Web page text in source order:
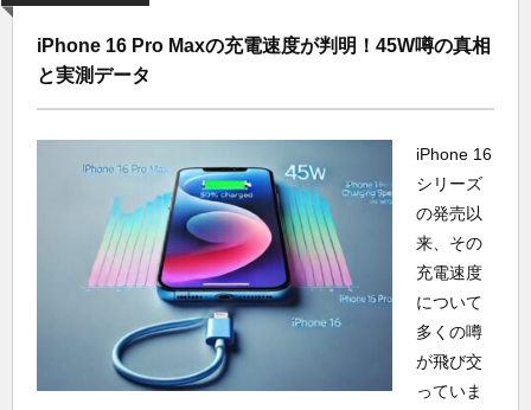
iPhone 16 Pro Maxの充電速度が判明！45W噂の真相
と実測データ
iPhone 16
シリーズ
の発売以
来、その
充電速度
について
多くの噂
が飛び交
っていま